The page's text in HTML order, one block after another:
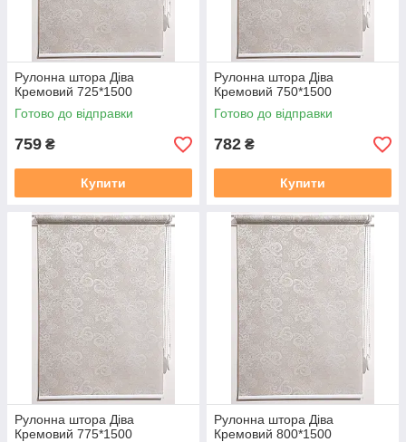
Рулонна штора Дiва
Кремовий 725*1500
Готово до відправки
759 ₴
Купити
Рулонна штора Дiва
Кремовий 750*1500
Готово до відправки
782 ₴
Купити
Рулонна штора Дiва
Кремовий 775*1500
Рулонна штора Дiва
Кремовий 800*1500